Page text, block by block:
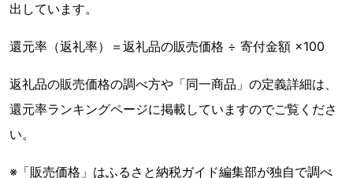
出しています。
還元率（返礼率）＝返礼品の販売価格 ÷ 寄付金額 ×100
返礼品の販売価格の調べ方や「同一商品」の定義詳細は、
還元率ランキングページに掲載していますのでご覧くださ
い。
※「販売価格」はふるさと納税ガイド編集部が独自で調べ